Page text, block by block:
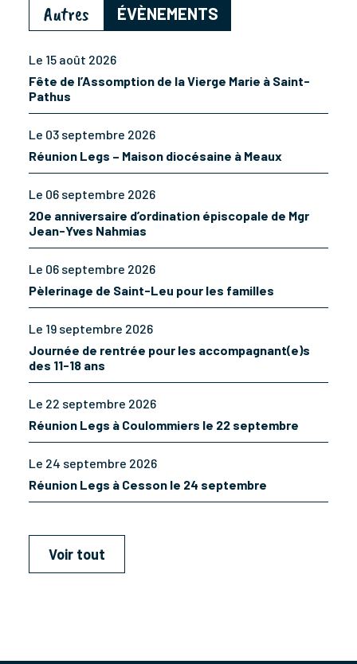
Autres ÉVÈNEMENTS
Le 15 août 2026
Fête de l’Assomption de la Vierge Marie à Saint-
Pathus
Le 03 septembre 2026
Réunion Legs – Maison diocésaine à Meaux
Le 06 septembre 2026
20e anniversaire d’ordination épiscopale de Mgr
Jean-Yves Nahmias
Le 06 septembre 2026
Pèlerinage de Saint-Leu pour les familles
Le 19 septembre 2026
Journée de rentrée pour les accompagnant(e)s
des 11-18 ans
Le 22 septembre 2026
Réunion Legs à Coulommiers le 22 septembre
Le 24 septembre 2026
Réunion Legs à Cesson le 24 septembre
Voir tout